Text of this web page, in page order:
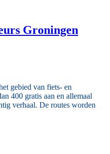
Groningen
gebied van fiets- en
400 gratis aan en allemaal
verhaal. De routes worden